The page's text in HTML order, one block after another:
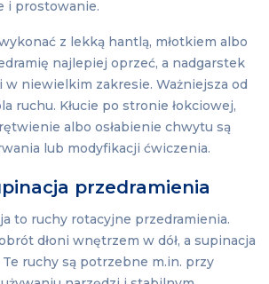
i prostowanie.
z lekką hantlą, młotkiem albo
najlepiej oprzeć, a nadgarstek
niewielkim zakresie. Ważniejsza od
ruchu. Kłucie po stronie łokciowej,
albo osłabienie chwytu są
lub modyfikacji ćwiczenia.
przedramienia
to ruchy rotacyjne przedramienia.
dłoni wnętrzem w dół, a supinacja
ruchy są potrzebne m.in. przy